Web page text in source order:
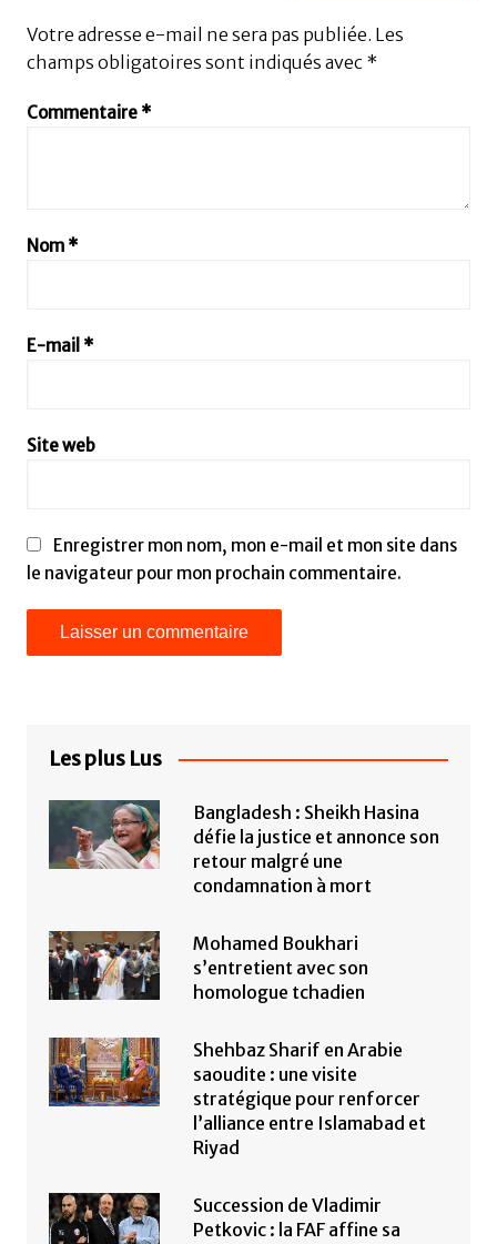
Votre adresse e-mail ne sera pas publiée. Les
champs obligatoires sont indiqués avec *
Commentaire *
Nom *
E-mail *
Site web
Enregistrer mon nom, mon e-mail et mon site dans
le navigateur pour mon prochain commentaire.
Les plus Lus
Bangladesh : Sheikh Hasina
défie la justice et annonce son
retour malgré une
condamnation à mort
Mohamed Boukhari
s’entretient avec son
homologue tchadien
Shehbaz Sharif en Arabie
saoudite : une visite
stratégique pour renforcer
l’alliance entre Islamabad et
Riyad
Succession de Vladimir
Petkovic : la FAF affine sa